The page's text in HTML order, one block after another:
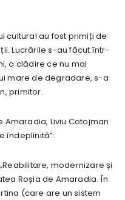
cultural au fost primiți de
Lucrările s-au făcut într-
o clădire ce nu mai
mare de degradare, s-a
primitor.
Amaradia, Liviu Cotojman
îndeplinită”:
modernizare și
Roșia de Amaradia. În
(care are un sistem